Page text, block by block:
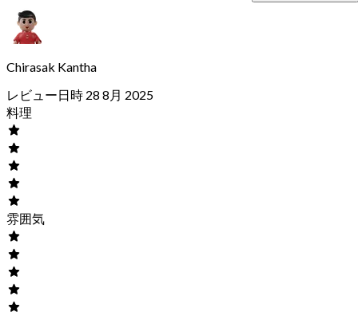
Chirasak Kantha
レビュー日時 28 8月 2025
料理
雰囲気